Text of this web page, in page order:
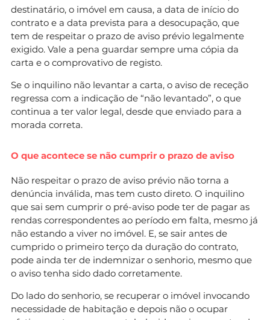
destinatário, o imóvel em causa, a data de início do
contrato e a data prevista para a desocupação, que
tem de respeitar o prazo de aviso prévio legalmente
exigido. Vale a pena guardar sempre uma cópia da
carta e o comprovativo de registo.
Se o inquilino não levantar a carta, o aviso de receção
regressa com a indicação de “não levantado”, o que
continua a ter valor legal, desde que enviado para a
morada correta.
O que acontece se não cumprir o prazo de aviso
Não respeitar o prazo de aviso prévio não torna a
denúncia inválida, mas tem custo direto. O inquilino
que sai sem cumprir o pré-aviso pode ter de pagar as
rendas correspondentes ao período em falta, mesmo já
não estando a viver no imóvel. E, se sair antes de
cumprido o primeiro terço da duração do contrato,
pode ainda ter de indemnizar o senhorio, mesmo que
o aviso tenha sido dado corretamente.
Do lado do senhorio, se recuperar o imóvel invocando
necessidade de habitação e depois não o ocupar